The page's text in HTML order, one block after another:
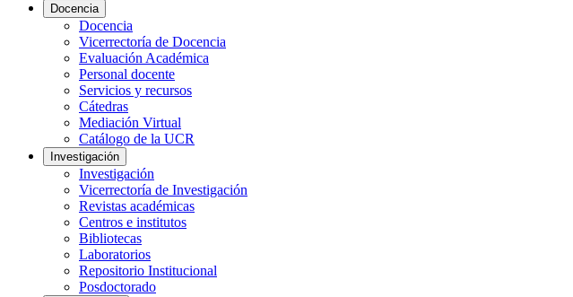
Docencia
Docencia
Vicerrectoría de Docencia
Evaluación Académica
Personal docente
Servicios y recursos
Cátedras
Mediación Virtual
Catálogo de la UCR
Investigación
Investigación
Vicerrectoría de Investigación
Revistas académicas
Centros e institutos
Bibliotecas
Laboratorios
Repositorio Institucional
Posdoctorado